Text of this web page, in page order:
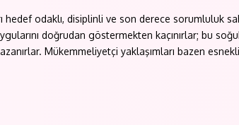
hedef odaklı, disiplinli ve son derece sorumluluk
doğrudan göstermekten kaçınırlar; bu
kazanırlar. Mükemmeliyetçi yaklaşımları bazen